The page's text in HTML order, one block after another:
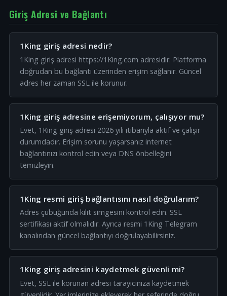
Giriş Adresi ve Bağlantı
1King giriş adresi nedir?
1King giriş adresi https://1King.com adresidir. Platforma
doğrudan bu bağlantı üzerinden erişim sağlanır. Güncel
adres her zaman SSL ile korunur.
1King giriş adresine erişemiyorum, çalışıyor mu?
Evet, 1King giriş adresi 2026 yılı itibarıyla aktif ve çalışır
durumdadır. Erişim sorunu yaşarsanız internet
bağlantınızı kontrol edin veya DNS önbelleğini
temizleyin.
1King resmi giriş bağlantısını nasıl doğrularım?
Adres çubuğunda kilit simgesini kontrol edin. SSL
sertifikası aktif olmalıdır. Ayrıca resmi 1King Telegram
kanalından güncel bağlantıyı doğrulayabilirsiniz.
1King giriş adresini kaydetmek güvenli mi?
Evet, SSL ile korunan adresi tarayıcınıza kaydetmek